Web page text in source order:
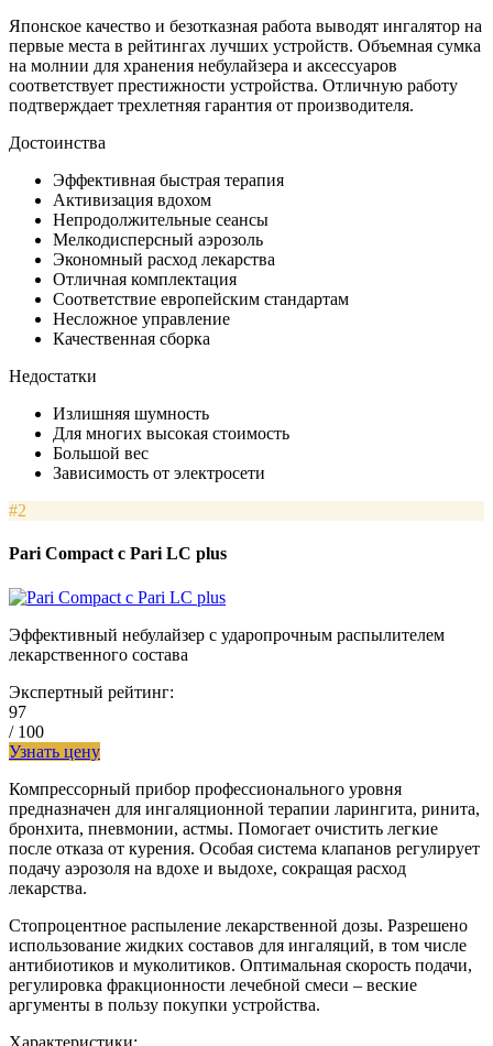
Японское качество и безотказная работа выводят ингалятор на
первые места в рейтингах лучших устройств. Объемная сумка
на молнии для хранения небулайзера и аксессуаров
соответствует престижности устройства. Отличную работу
подтверждает трехлетняя гарантия от производителя.
Достоинства
Эффективная быстрая терапия
Активизация вдохом
Непродолжительные сеансы
Мелкодисперсный аэрозоль
Экономный расход лекарства
Отличная комплектация
Соответствие европейским стандартам
Несложное управление
Качественная сборка
Недостатки
Излишняя шумность
Для многих высокая стоимость
Большой вес
Зависимость от электросети
#2
Pari Compact c Pari LC plus
Эффективный небулайзер с ударопрочным распылителем
лекарственного состава
Экспертный рейтинг:
97
/ 100
Узнать цену
Компрессорный прибор профессионального уровня
предназначен для ингаляционной терапии ларингита, ринита,
бронхита, пневмонии, астмы. Помогает очистить легкие
после отказа от курения. Особая система клапанов регулирует
подачу аэрозоля на вдохе и выдохе, сокращая расход
лекарства.
Стопроцентное распыление лекарственной дозы. Разрешено
использование жидких составов для ингаляций, в том числе
антибиотиков и муколитиков. Оптимальная скорость подачи,
регулировка фракционности лечебной смеси – веские
аргументы в пользу покупки устройства.
Характеристики: